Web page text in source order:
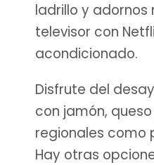
ladrillo y adornos
televisor con
acondicionado.
Disfrute del
con jamón,
regionales como
Hay otras